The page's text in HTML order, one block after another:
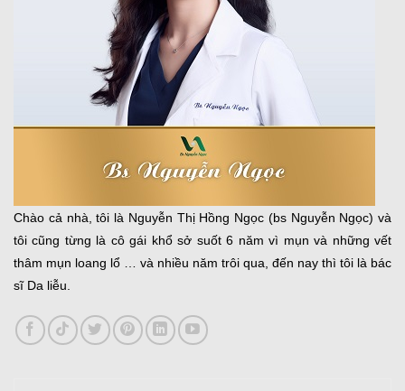
Chào cả nhà, tôi là Nguyễn Thị Hồng Ngọc (bs Nguyễn Ngọc) và
tôi cũng từng là cô gái khổ sở suốt 6 năm vì mụn và những vết
thâm mụn loang lổ … và nhiều năm trôi qua, đến nay thì tôi là bác
sĩ Da liễu.